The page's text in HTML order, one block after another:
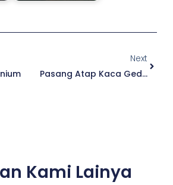
Next
Pasang Atap Kaca Gedung
Kami Lainya